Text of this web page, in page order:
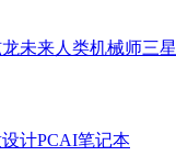
未来人类机械师三星
计PCAI笔记本